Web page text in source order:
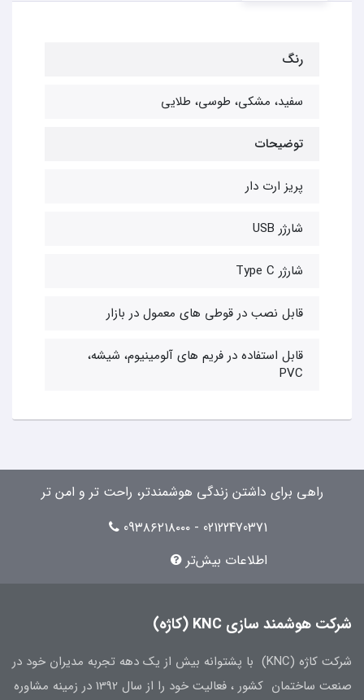
رنگ
سفید، مشکی، طوسی، طلایی
توضیحات
پریز ارت دار
شارژر USB
شارژر Type C
قابل نصب در قوطی های معمول در بازار
قابل استفاده در فریم های آلومینیوم، شیشه،
PVC
راهی برای داشتن زندگی هوشمندتر، راحت تر و امن تر
02122470371 - 09۳۸۶۲۱۸۰۰۰
اطلاعات بیش‌تر
شرکت هوشمند سازی KNC (کاژه)
شرکت کاژه (KNC) با پشتوانه بیش از یک دهه تجربه مدیران خود در
صنعت ساختمان کشور ، فعالیت خود را از سال 1392 در زمینه مشاوره